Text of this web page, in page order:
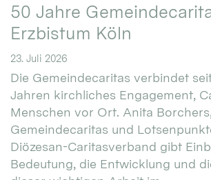
50 Jahre
Erzbistum Köln
23. Juli 2026
Die Gemeindecaritas verbindet
Jahren kirchliches Engagement,
Menschen vor Ort. Anita
Gemeindecaritas und
Diözesan-Caritasverband gibt
Bedeutung, die Entwicklung und